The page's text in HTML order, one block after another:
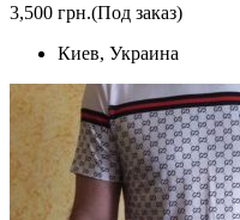
3,500 грн.(Под заказ)
Киев, Украина